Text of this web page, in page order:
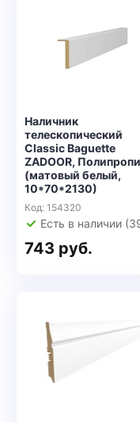
Наличник
телескопический
Classic Baguette
ZADOOR,
(матовый белый,
10*70*2130)
Код: 154320
Есть в наличии
743 руб.